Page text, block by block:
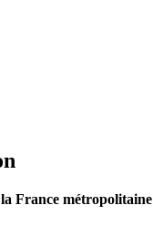
France métropolitaine